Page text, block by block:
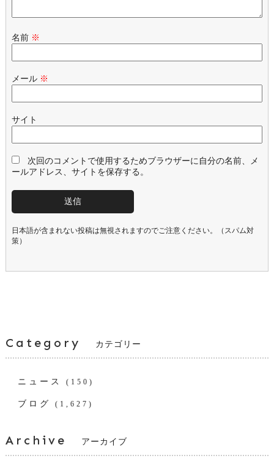
名前 ※
メール ※
サイト
次回のコメントで使用するためブラウザーに自分の名前、メ
ールアドレス、サイトを保存する。
日本語が含まれない投稿は無視されますのでご注意ください。（スパム対
策）
Category カテゴリー
ニュース (150)
ブログ (1,627)
Archive アーカイブ